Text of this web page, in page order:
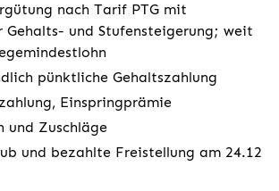
nach Tarif PTG mit
Gehalts- und Stufensteigerung; weit
pünktliche Gehaltszahlung
Einspringprämie
und Zuschläge
und bezahlte Freistellung am 24.12